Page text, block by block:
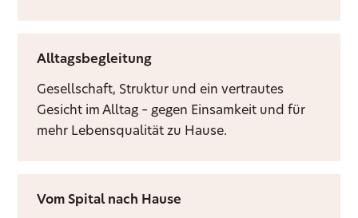
Alltagsbegleitung
Gesellschaft, Struktur und ein vertrautes
Gesicht im Alltag – gegen Einsamkeit und für
mehr Lebensqualität zu Hause.
Vom Spital nach Hause